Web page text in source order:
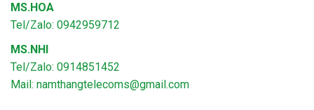
MS.HOA
Tel/Zalo: 0942959712
MS.NHI
Tel/Zalo: 0914851452
Mail: namthangtelecoms@gmail.com